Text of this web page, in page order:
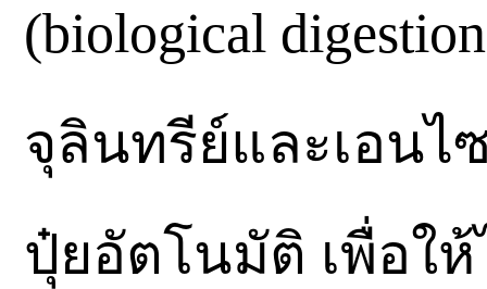
(biological
จุลินทรีย์และเอนไ
ปุ๋ยอัตโนมัติ เพื่อใ